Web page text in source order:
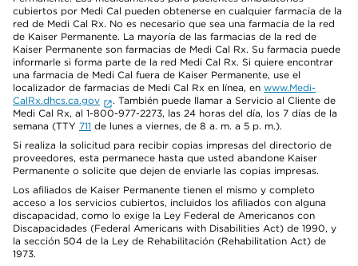
cubiertos por Medi Cal pueden obtenerse en cualquier farmacia de la
red de Medi Cal Rx. No es necesario que sea una farmacia de la red
de Kaiser Permanente. La mayoría de las farmacias de la red de
Kaiser Permanente son farmacias de Medi Cal Rx. Su farmacia puede
informarle si forma parte de la red Medi Cal Rx. Si quiere encontrar
una farmacia de Medi Cal fuera de Kaiser Permanente, use el
localizador de farmacias de Medi Cal Rx en línea, en www.Medi-
CalRx.dhcs.ca.gov
. También puede llamar a Servicio al Cliente de
Medi Cal Rx, al 1-800-977-2273, las 24 horas del día, los 7 días de la
semana (TTY 711 de lunes a viernes, de 8 a. m. a 5 p. m.).
Si realiza la solicitud para recibir copias impresas del directorio de
proveedores, esta permanece hasta que usted abandone Kaiser
Permanente o solicite que dejen de enviarle las copias impresas.
Los afiliados de Kaiser Permanente tienen el mismo y completo
acceso a los servicios cubiertos, incluidos los afiliados con alguna
discapacidad, como lo exige la Ley Federal de Americanos con
Discapacidades (Federal Americans with Disabilities Act) de 1990, y
la sección 504 de la Ley de Rehabilitación (Rehabilitation Act) de
1973.